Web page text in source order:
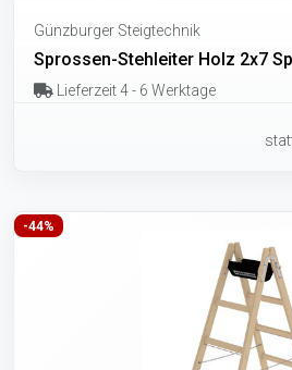
Günzburger Steigtechnik
Sprossen-Stehleiter Holz 2x7
Lieferzeit 4 - 6 Werktage
-44%